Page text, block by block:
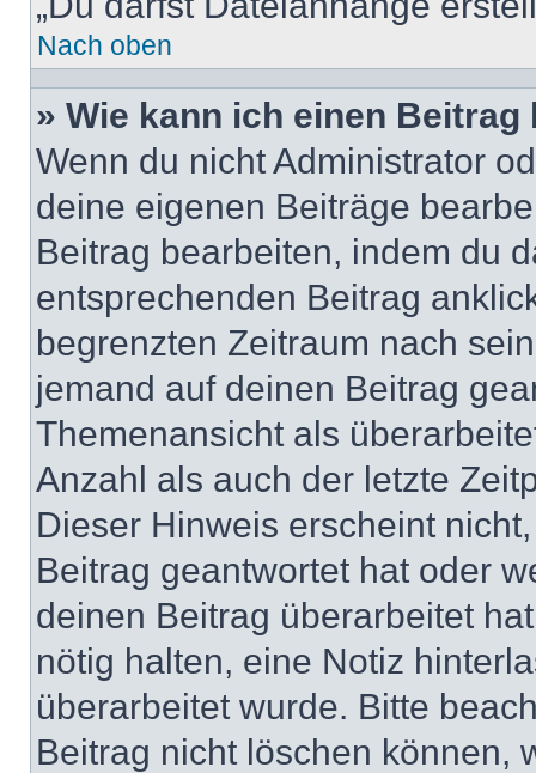
Nach oben
» Wie kann ich einen
Wenn du nicht Administrator
deine eigenen Beiträge
Beitrag bearbeiten, indem du
entsprechenden Beitrag
begrenzten Zeitraum nach
jemand auf deinen Beitrag
Themenansicht als
Anzahl als auch der letzte
Dieser Hinweis erscheint
Beitrag geantwortet hat oder
deinen Beitrag überarbeitet
nötig halten, eine Notiz
überarbeitet wurde. Bitte
Beitrag nicht löschen können,